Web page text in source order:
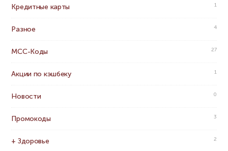
Кредитные карты 1
Разное 4
MCC-Коды 27
Акции по кэшбеку 1
Новости 0
Промокоды 3
+ Здоровье 2